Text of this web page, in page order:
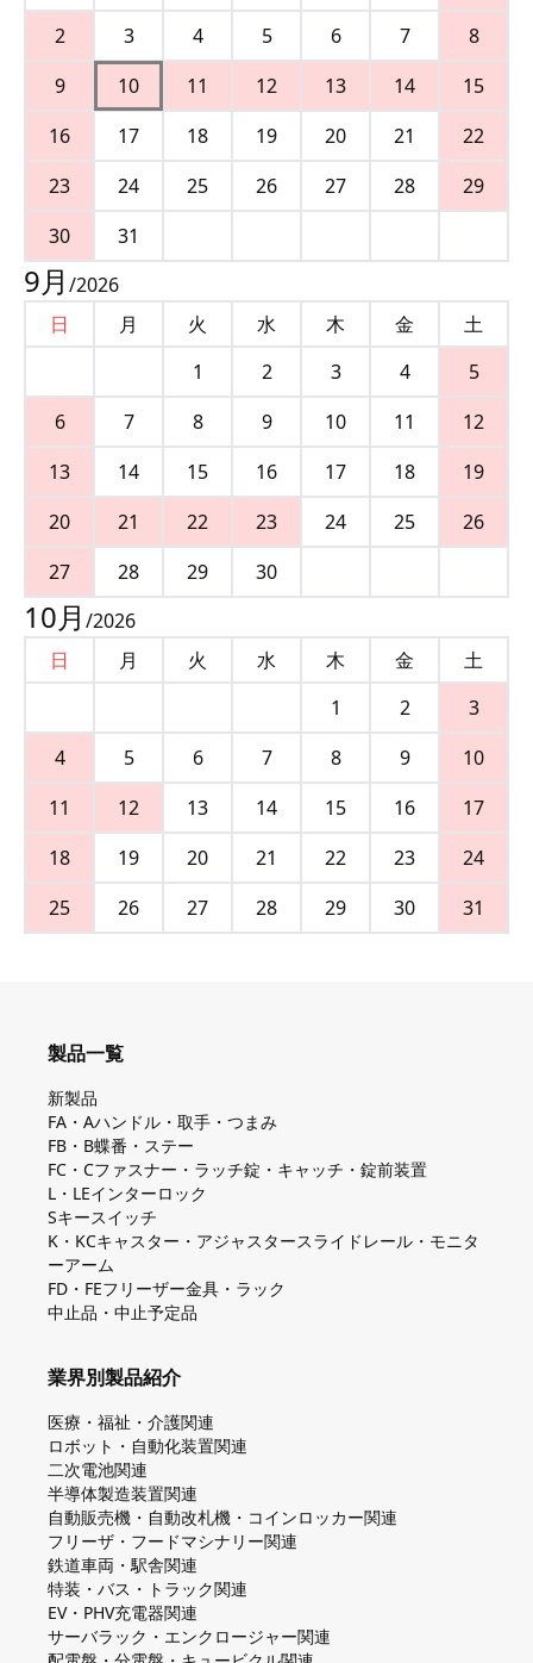
2
3 4 5 6 7
8
9
10 11 12 13 14
15
16
17 18 19 20 21
22
23
24 25 26 27 28
29
30
31
9月 /2026
日
月 火 水 木 金
土
1
2 3 4
5
6
7 8 9 10 11
12
13
14 15 16 17 18
19
20
21 22 23 24 25
26
27
28 29 30
10月 /2026
日
月 火 水 木 金
土
1
2
3
4
5 6 7 8 9
10
11
12 13 14 15 16
17
18
19 20 21 22 23
24
25
26 27 28 29 30 31
製品一覧
新製品
FA・Aハンドル・取手・つまみ
FB・B蝶番・ステー
FC・Cファスナー・ラッチ錠・キャッチ・錠前装置
L・LEインターロック
Sキースイッチ
K・KCキャスター・アジャスタースライドレール・モニタ
ーアーム
FD・FEフリーザー金具・ラック
中止品・中止予定品
業界別製品紹介
医療・福祉・介護関連
ロボット・自動化装置関連
二次電池関連
半導体製造装置関連
自動販売機・自動改札機・コインロッカー関連
フリーザ・フードマシナリー関連
鉄道車両・駅舎関連
特装・バス・トラック関連
EV・PHV充電器関連
サーバラック・エンクロージャー関連